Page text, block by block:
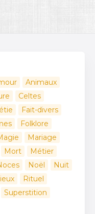
Animaux
Celtes
Fait-divers
Folklore
Mariage
Mort
Métier
Noël
Nuit
Rituel
Superstition